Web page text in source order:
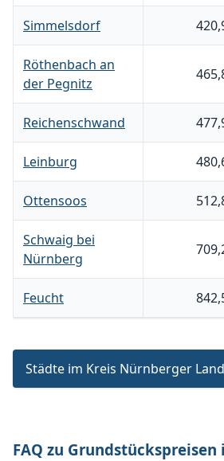
Simmelsdorf
Röthenbach an
der Pegnitz
Reichenschwand
Leinburg
Ottensoos
Schwaig bei
Nürnberg
Feucht
Städte im Kreis Nürnberger
FAQ zu